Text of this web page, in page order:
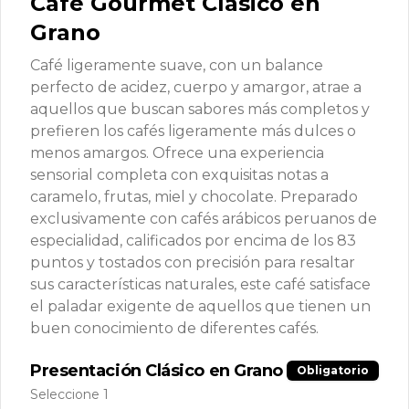
bitter y nueces tostadas. Preparado
una experiencia única y satisfactoria
para los amantes del café con carácter.
Conócenos
informes@montcafe.com
Fijo (01) 9090540
Términos y condiciones
Política de privacidad
Redes sociales
Grano
Café ligeramente suave, con un balance
perfecto de acidez, cuerpo y amargor, atrae a
aquellos que buscan sabores más completos y
prefieren los cafés ligeramente más dulces o
menos amargos. Ofrece una experiencia
sensorial completa con exquisitas notas a
caramelo, frutas, miel y chocolate. Preparado
exclusivamente con cafés arábicos peruanos de
especialidad, calificados por encima de los 83
puntos y tostados con precisión para resaltar
sus características naturales, este café satisface
el paladar exigente de aquellos que tienen un
buen conocimiento de diferentes cafés.
Presentación Clásico en Grano Obligatorio
Seleccione 1